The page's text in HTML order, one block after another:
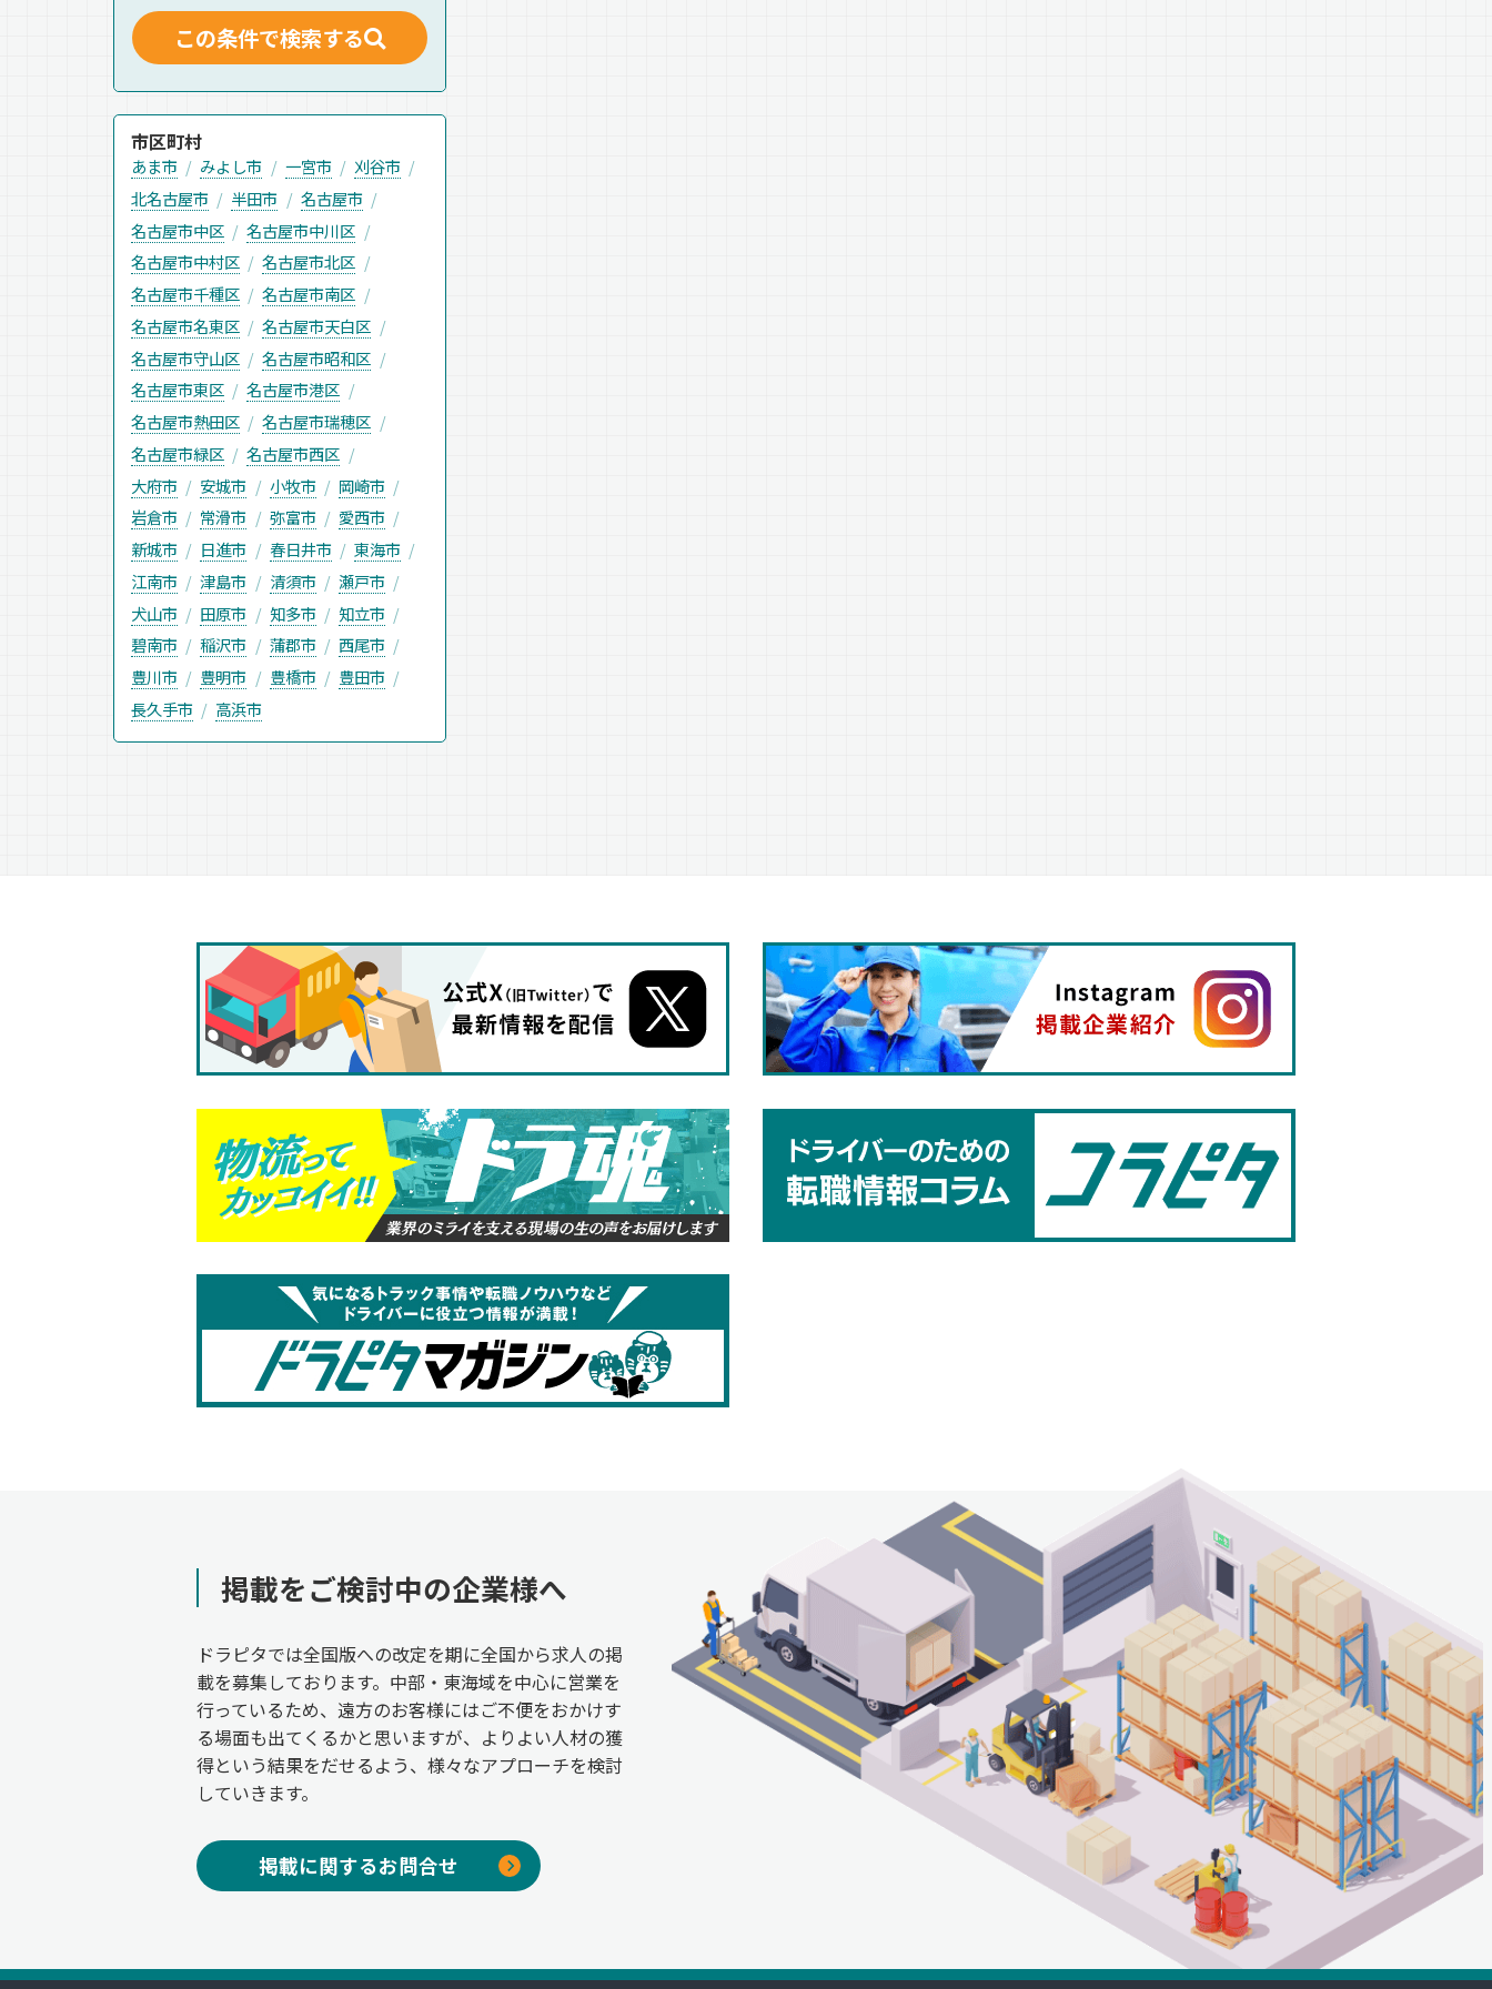
この条件で検索する
市区町村
あま市 みよし市 一宮市
刈谷市
北名古屋市
半田市
名古屋市
名古屋市中区
名古屋市中川区
名古屋市中村区
名古屋市北区
名古屋市千種区
名古屋市南区
名古屋市名東区
名古屋市天白区
名古屋市守山区
名古屋市昭和区
名古屋市東区
名古屋市港区
名古屋市熱田区
名古屋市瑞穂区
名古屋市緑区
名古屋市西区
大府市
安城市 小牧市
岡崎市
岩倉市
常滑市 弥富市
愛西市
新城市
日進市 春日井市
東海市
江南市
津島市 清須市
瀬戸市
犬山市
田原市 知多市
知立市
碧南市
稲沢市 蒲郡市
西尾市
豊川市
豊明市 豊橋市
豊田市
長久手市
高浜市
掲載をご検討中の企業様へ
ドラピタでは全国版への改定を期に全国から求人の掲
載を募集しております。中部・東海域を中心に営業を
行っているため、遠方のお客様にはご不便をおかけす
る場面も出てくるかと思いますが、よりよい人材の獲
得という結果をだせるよう、様々なアプローチを検討
していきます。
掲載に関するお問合せ